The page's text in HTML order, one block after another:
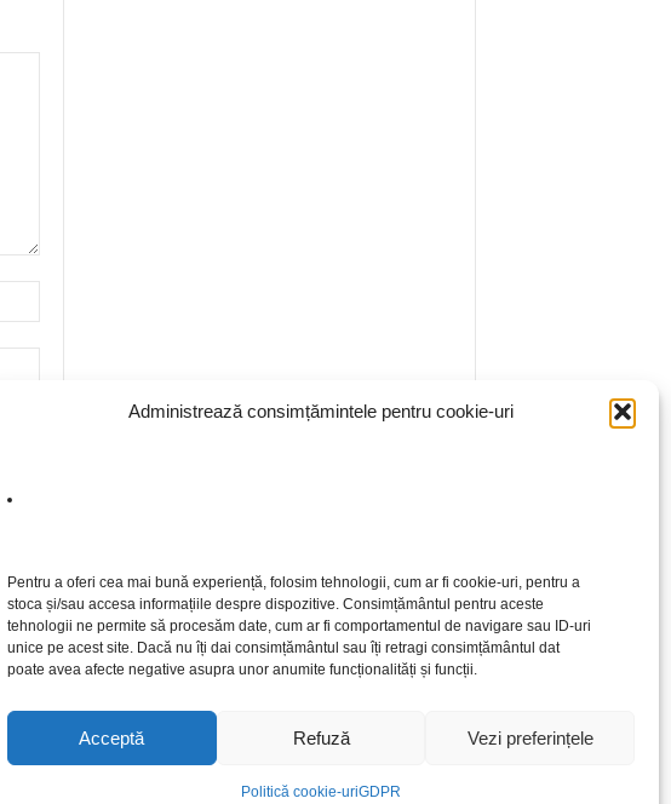
Administrează consimțămintele pentru cookie-uri
Pentru a oferi cea mai bună experiență, folosim tehnologii, cum ar fi cookie-uri, pentru a
stoca și/sau accesa informațiile despre dispozitive. Consimțământul pentru aceste
tehnologii ne permite să procesăm date, cum ar fi comportamentul de navigare sau ID-uri
unice pe acest site. Dacă nu îți dai consimțământul sau îți retragi consimțământul dat
poate avea afecte negative asupra unor anumite funcționalități și funcții.
Acceptă Refuză Vezi preferințele
Politică cookie-uriGDPR